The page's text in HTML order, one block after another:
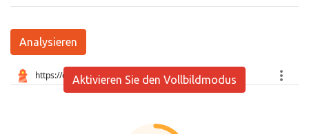
Analysieren
Aktivieren Sie den Vollbildmodus